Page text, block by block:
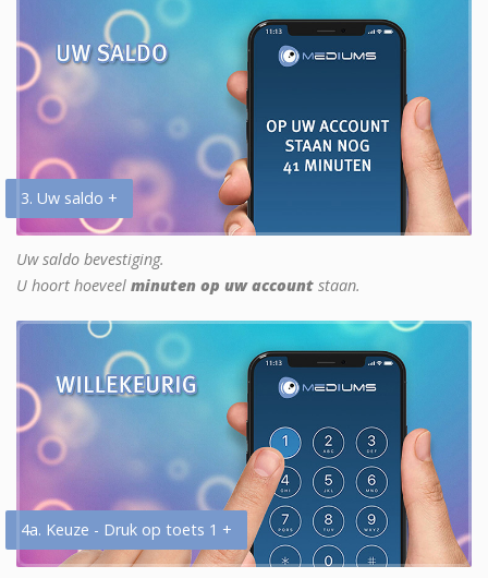
3. Uw saldo +
Uw saldo bevestiging.
U hoort hoeveel minuten op uw account staan.
4a. Keuze - Druk op toets 1 +